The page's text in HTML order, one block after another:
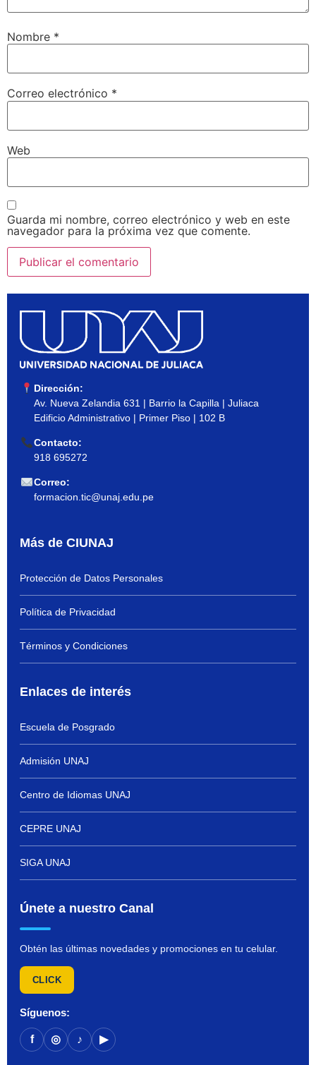
Nombre *
Correo electrónico *
Web
Guarda mi nombre, correo electrónico y web en este
navegador para la próxima vez que comente.
Dirección:
Av. Nueva Zelandia 631 | Barrio la Capilla | Juliaca
Edificio Administrativo | Primer Piso | 102 B
Contacto:
918 695272
Correo:
formacion.tic@unaj.edu.pe
Más de CIUNAJ
Protección de Datos Personales
Política de Privacidad
Términos y Condiciones
Enlaces de interés
Escuela de Posgrado
Admisión UNAJ
Centro de Idiomas UNAJ
CEPRE UNAJ
SIGA UNAJ
Únete a nuestro Canal
Obtén las últimas novedades y promociones en tu celular.
CLICK
Síguenos:
f ◎ ♪ ▶